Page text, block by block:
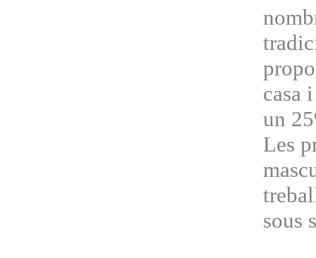
casa
un
Les
sous